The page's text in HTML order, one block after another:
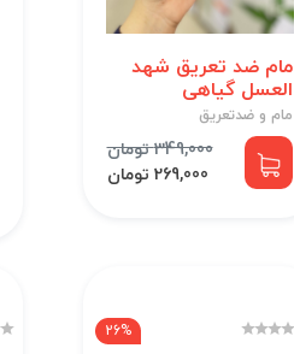
مام ضد تعریق شهد
العسل گیاهی
مام و ضدتعریق
349,000 تومان
269,000 تومان
26%